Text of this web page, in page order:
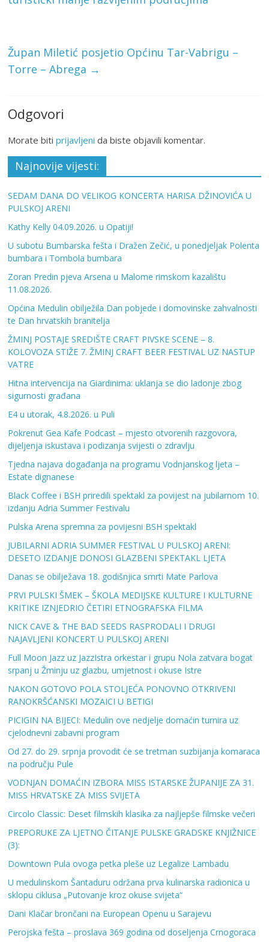
Župan Miletić posjetio Općinu Tar-Vabrigu –
Torre – Abrega →
Odgovori
Morate bitiprijavljeni da biste objavili komentar.
Najnovije vijesti:
SEDAM DANA DO VELIKOG KONCERTA HARISA DŽINOVIĆA U
PULSKOJ ARENI
Kathy Kelly 04.09.2026. u Opatiji!
U subotu Bumbarska fešta i Dražen Zečić, u ponedjeljak Polenta
bumbara i Tombola bumbara
Zoran Predin pjeva Arsena u Malome rimskom kazalištu
11.08.2026.
Općina Medulin obilježila Dan pobjede i domovinske zahvalnosti
te Dan hrvatskih branitelja
ŽMINJ POSTAJE SREDIŠTE CRAFT PIVSKE SCENE – 8.
KOLOVOZA STIŽE 7. ŽMINJ CRAFT BEER FESTIVAL UZ NASTUP
VATRE
Hitna intervencija na Giardinima: uklanja se dio ladonje zbog
sigurnosti građana
E4 u utorak, 4.8.2026. u Puli
Pokrenut Gea Kafe Podcast – mjesto otvorenih razgovora,
dijeljenja iskustava i podizanja svijesti o zdravlju
Tjedna najava događanja na programu Vodnjanskog ljeta –
Estate dignanese
Black Coffee i BSH priredili spektakl za povijest na jubilarnom 10.
izdanju Adria Summer Festivalu
Pulska Arena spremna za povijesni BSH spektakl
JUBILARNI ADRIA SUMMER FESTIVAL U PULSKOJ ARENI:
DESETO IZDANJE DONOSI GLAZBENI SPEKTAKL LJETA
Danas se obilježava 18. godišnjica smrti Mate Parlova
PRVI PULSKI ŠMEK – ŠKOLA MEDIJSKE KULTURE I KULTURNE
KRITIKE IZNJEDRIO ČETIRI ETNOGRAFSKA FILMA
NICK CAVE & THE BAD SEEDS RASPRODALI I DRUGI
NAJAVLJENI KONCERT U PULSKOJ ARENI
Full Moon Jazz uz JazzIstra orkestar i grupu Nola zatvara bogat
srpanj u Žminju uz glazbu, umjetnost i okuse Istre
NAKON GOTOVO POLA STOLJEĆA PONOVNO OTKRIVENI
RANOKRŠĆANSKI MOZAICI U BETIGI
PICIGIN NA BIJECI: Medulin ove nedjelje domaćin turnira uz
cjelodnevni zabavni program
Od 27. do 29. srpnja provodit će se tretman suzbijanja komaraca
na području Pule
VODNJAN DOMAĆIN IZBORA MISS ISTARSKE ŽUPANIJE ZA 31.
MISS HRVATSKE ZA MISS SVIJETA
Circolo Classic: Deset filmskih klasika za najljepše filmske večeri
PREPORUKE ZA LJETNO ČITANJE PULSKE GRADSKE KNJIŽNICE
(3):
Downtown Pula ovoga petka pleše uz Legalize Lambadu
U medulinskom Šantaduru održana prva kulinarska radionica u
sklopu ciklusa „Putovanje kroz okuse svijeta“
Dani Klačar brončani na European Openu u Sarajevu
Perojska fešta – proslava 369 godina od doseljenja Crnogoraca